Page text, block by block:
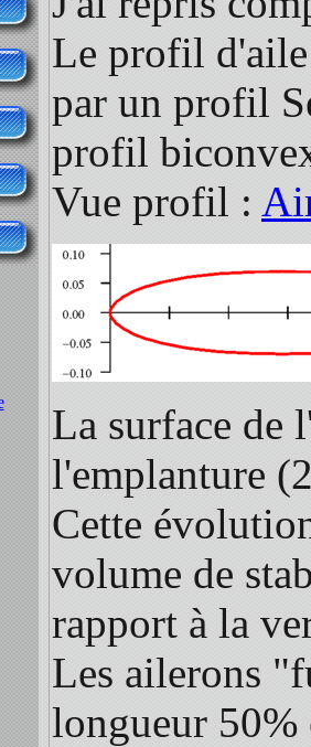
Le profil
par un profil
profil
Vue profil :
La surface de
l'emplanture
Cette
volume de
rapport à la
Les ailerons
longueur 50%